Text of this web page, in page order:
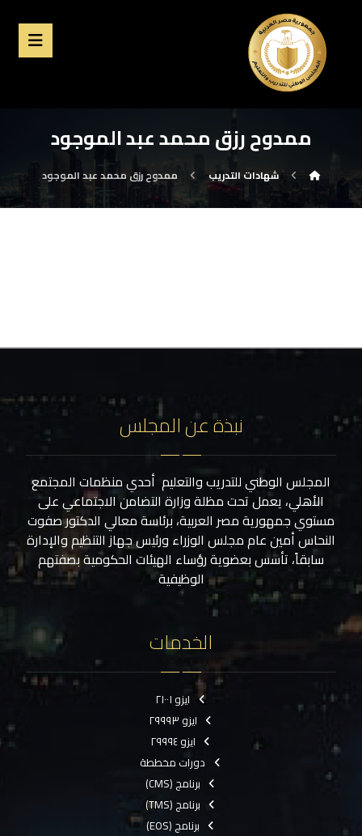
ممدوح رزق محمد عبد الموجود
شهادات التدريب ممدوح رزق محمد عبد الموجود
نبذة عن المجلس
المجلس الوطني للتدريب والتعليم أحدي منظمات المجتمع
الأهلي، يعمل تحت مظلة وزارة التضامن الاجتماعي على
مستوي جمهورية مصر العربية، برئاسة معالي الدكتور صفوت
النحاس أمين عام مجلس الوزراء ورئيس جهاز التنظيم والإدارة
سابقاً، تأسس بعضوية رؤساء الهيئات الحكومية بصفتهم
الوظيفية
الخدمات
ايزو ٢١٠٠١
ايزو ٢٩٩٩٣
ايزو ٢٩٩٩٤
دورات مخططة
برنامج (CMS)
برنامج (TMS)
برنامج (EOS)